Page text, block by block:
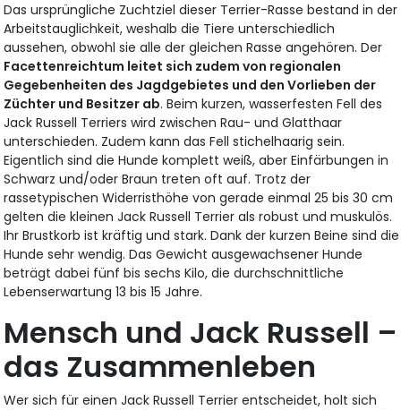
Das ursprüngliche Zuchtziel dieser Terrier-Rasse bestand in der
Arbeitstauglichkeit, weshalb die Tiere unterschiedlich
aussehen, obwohl sie alle der gleichen Rasse angehören. Der
Facettenreichtum leitet sich zudem von regionalen
Gegebenheiten des Jagdgebietes und den Vorlieben der
Züchter und Besitzer ab. Beim kurzen, wasserfesten Fell des
Jack Russell Terriers wird zwischen Rau- und Glatthaar
unterschieden. Zudem kann das Fell stichelhaarig sein.
Eigentlich sind die Hunde komplett weiß, aber Einfärbungen in
Schwarz und/oder Braun treten oft auf. Trotz der
rassetypischen Widerristhöhe von gerade einmal 25 bis 30 cm
gelten die kleinen Jack Russell Terrier als robust und muskulös.
Ihr Brustkorb ist kräftig und stark. Dank der kurzen Beine sind die
Hunde sehr wendig. Das Gewicht ausgewachsener Hunde
beträgt dabei fünf bis sechs Kilo, die durchschnittliche
Lebenserwartung 13 bis 15 Jahre.
Mensch und Jack Russell –
das Zusammenleben
Wer sich für einen Jack Russell Terrier entscheidet, holt sich